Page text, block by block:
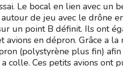
Le bocal en lien avec un
de jeu avec le drône
un point B définit. Ils ont
avions en dépron. Grâce a
(polystyrène plus fin) afin
colle. Ces petits avions ont